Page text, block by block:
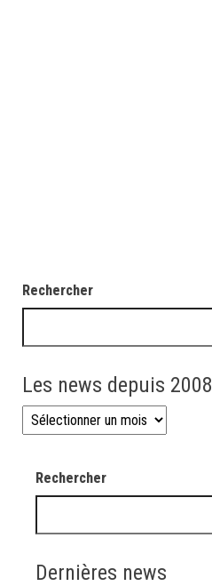
Rechercher
Les news depuis 2008
Les news depuis 2008
Rechercher
Dernières news